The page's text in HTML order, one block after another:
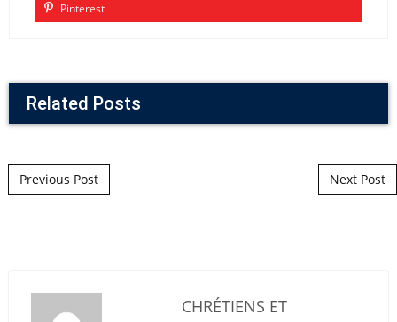
Pinterest
Related Posts
Post navigation
Previous Post Next Post
CHRÉTIENS ET